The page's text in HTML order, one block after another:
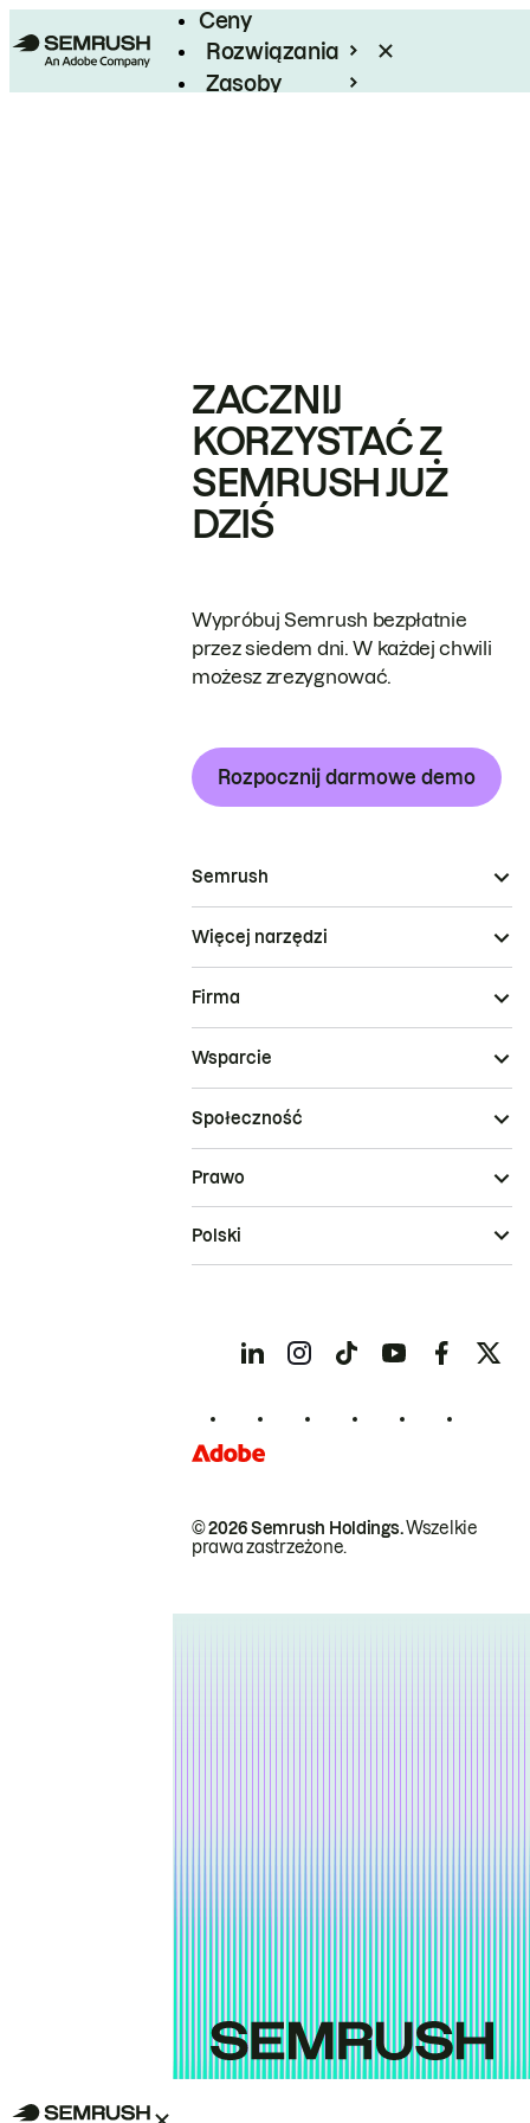
Ceny
Rozwiązania
Zasoby
ZACZNIJ
KORZYSTAĆ Z
SEMRUSH JUŻ
DZIŚ
Wypróbuj Semrush bezpłatnie
przez siedem dni. W każdej chwili
możesz zrezygnować.
Rozpocznij darmowe demo
Semrush
Więcej narzędzi
Firma
Wsparcie
Społeczność
© 2026 Semrush Holdings.Wszelkie
prawa zastrzeżone.
Prawo
Polski